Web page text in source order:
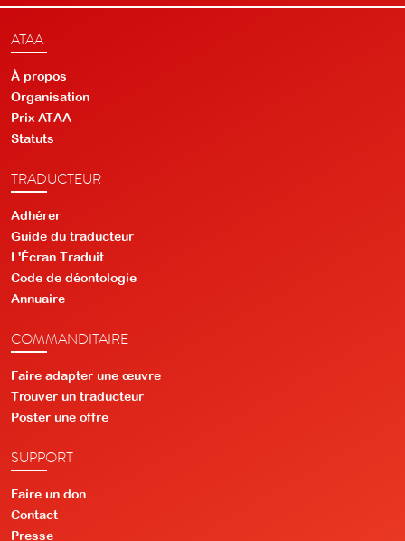
ATAA
À propos
Organisation
Prix ATAA
Statuts
TRADUCTEUR
Adhérer
Guide du traducteur
L'Écran Traduit
Code de déontologie
Annuaire
COMMANDITAIRE
Faire adapter une œuvre
Trouver un traducteur
Poster une offre
SUPPORT
Faire un don
Contact
Presse